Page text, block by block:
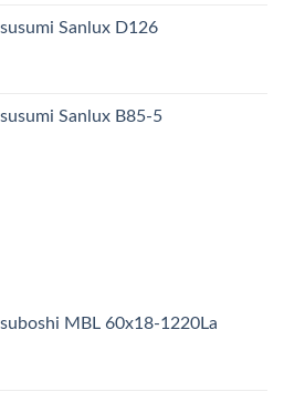
Sanlux D126
Sanlux B85-5
MBL 60x18-1220La